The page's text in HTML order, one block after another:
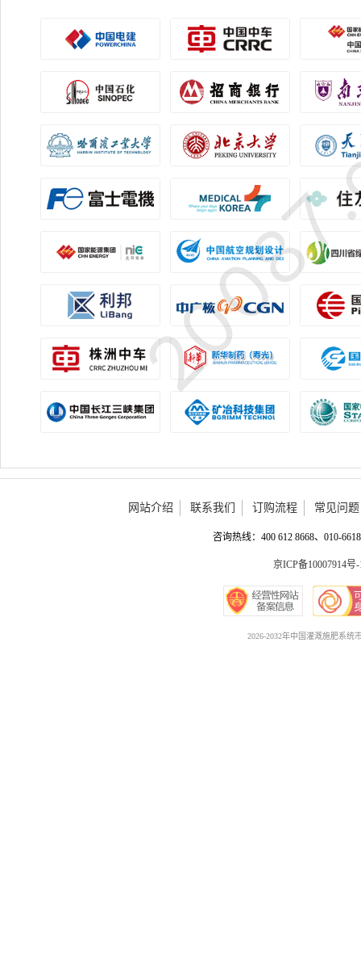
网站介绍 联系我们 订购流程 常见问题
咨询热线：400 612 8668、010-
京ICP备10007914号-
2026-2032年中国灌溉施肥系统